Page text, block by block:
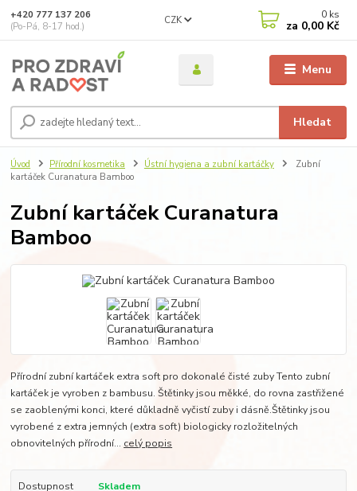
Menu
CZK
Hledat
+420 777 137 206
(Po-Pá, 8-17 hod.)
0 ks
za 0,00 Kč
Úvod Přírodní kosmetika Ústní hygiena a zubní kartáčky
Zubní
kartáček Curanatura Bamboo
Zubní kartáček Curanatura
Bamboo
Přírodní zubní kartáček extra soft pro dokonalé čisté zuby Tento zubní
kartáček je vyroben z bambusu. Štětinky jsou měkké, do rovna zastřižené
se zaoblenými konci, které důkladně vyčistí zuby i dásně.Štětinky jsou
vyrobené z extra jemných (extra soft) biologicky rozložitelných
obnovitelných přírodní... celý popis
Dostupnost Skladem